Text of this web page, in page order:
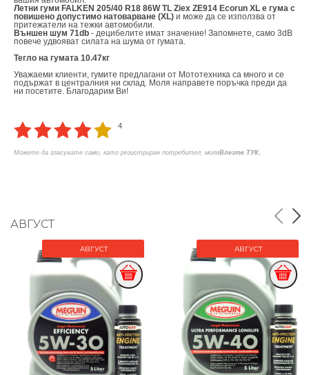
Летни гуми FALKEN 205/40 R18 86W TL Ziex ZE914 Ecorun XL е гума с
повишено допустимо натоварване (XL) и може да се използва от
притежатели на тежки автомобили.
Външен шум 71db - децибелите имат значение! Запомнете, само 3dB
повече удвояват силата на шума от гумата.
Тегло на гумата 10.47кг
Уважаеми клиенти, гумите предлагани от Мототехника са много и се
подържат в централния ни склад. Моля направете поръчка преди да
ни посетите. Благодарим Ви!
4
Можете да гласувате само, като регистриран потребител, моляВлезте ТУК
АВГУСТ
АВГУСТ АВГУСТ